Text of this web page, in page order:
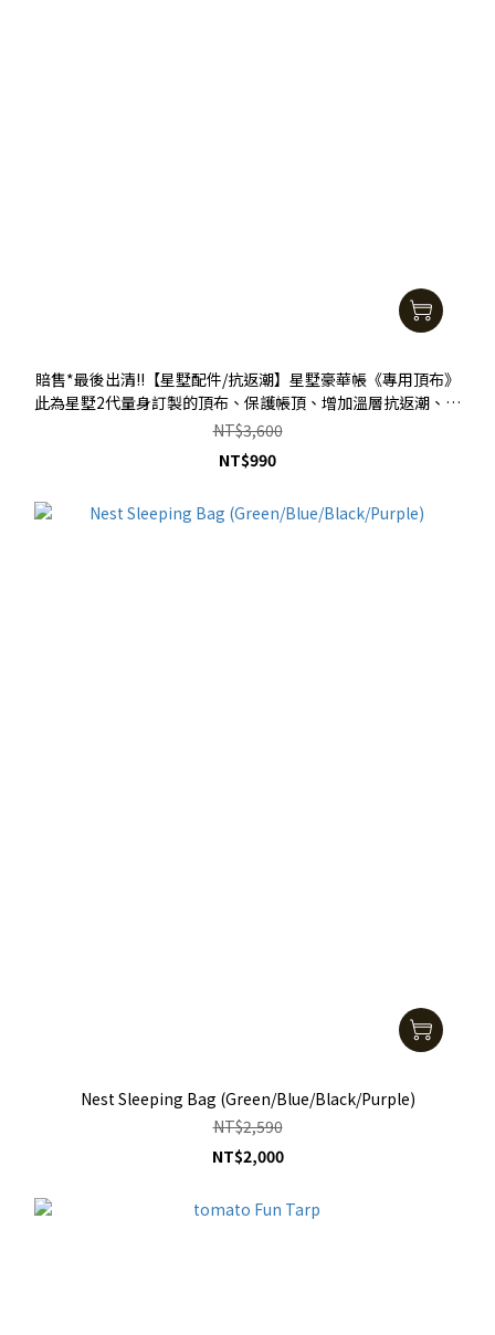
賠售*最後出清!!【星墅配件/抗返潮】星墅豪華帳《專用頂布》
此為星墅2代量身訂製的頂布、保護帳頂、增加溫層抗返潮、提
高防曬功能
NT$3,600
NT$990
Nest Sleeping Bag (Green/Blue/Black/Purple)
NT$2,590
NT$2,000